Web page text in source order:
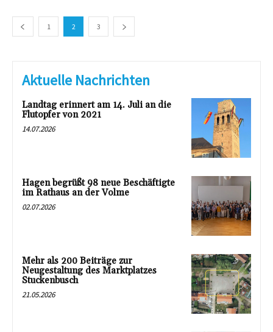
1 2 3
Aktuelle Nachrichten
Landtag erinnert am 14. Juli an die
Flutopfer von 2021
14.07.2026
Hagen begrüßt 98 neue Beschäftigte
im Rathaus an der Volme
02.07.2026
Mehr als 200 Beiträge zur
Neugestaltung des Marktplatzes
Stuckenbusch
21.05.2026